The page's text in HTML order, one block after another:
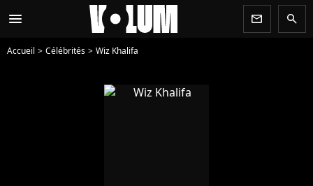
menu newsletter search
Accueil Célébrités Wiz Khalifa